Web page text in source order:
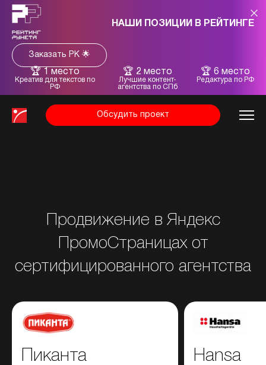
НАШИ ПОЗИЦИИ В РЕЙТИНГЕ
1 место
Креатив для текстов по
РФ
2 место
Лучшие контент-
агентства по СПб
6 место
Редактура по РФ
Заказать РК 🌟
Обсудить проект
Продвижение в Яндекс
ПромоСтраницахот
сертифицированного агентства
Пиканта Hansa